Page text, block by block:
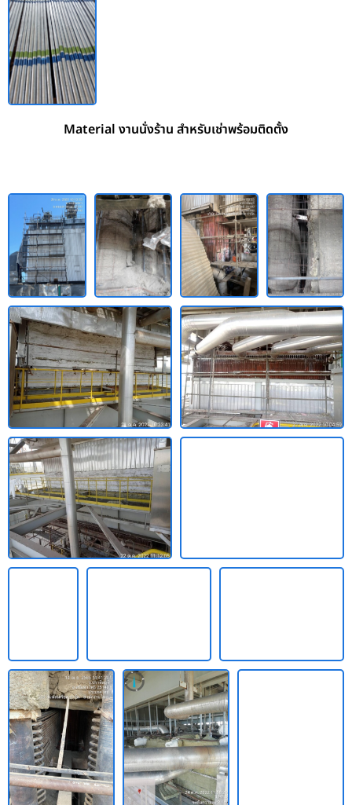
Material งานนั่งร้าน สำหรับเช่าพร้อมติดตั้ง